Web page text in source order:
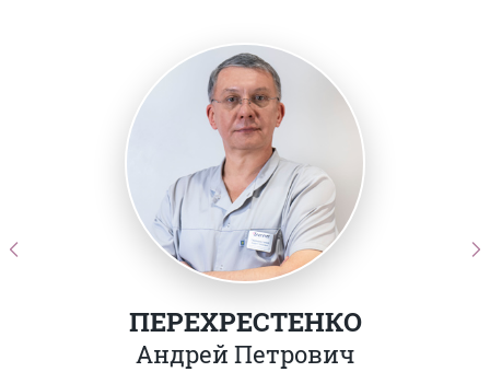
ПЕРЕХРЕСТЕНКО
Андрей Петрович